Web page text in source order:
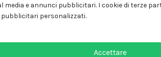
e annunci pubblicitari. I cookie di terze
personalizzati.
Accettare